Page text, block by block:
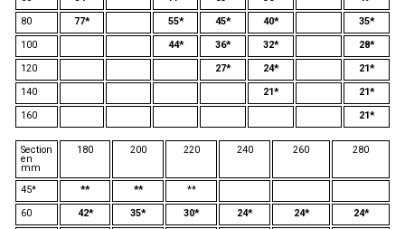
80
77* 55* 45* 40*
35*
100
44* 36* 32*
28*
120
27* 24*
21*
140
21*
21*
160
21*
Section
en
mm
180 200 220 240 260 280
45* ** **
**
60
42* 35* 30* 24* 24*
24*